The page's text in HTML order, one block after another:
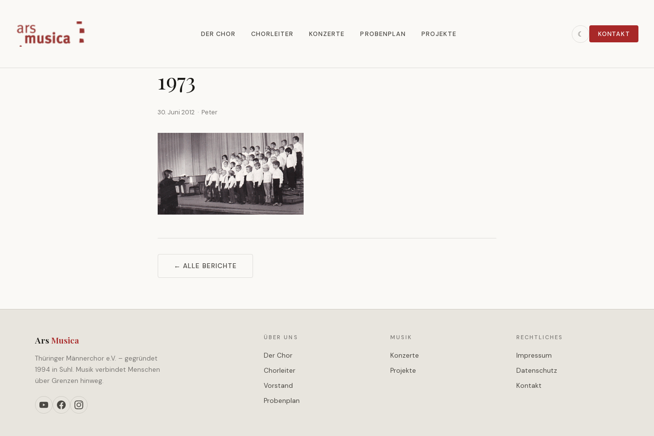
DER CHOR CHORLEITER KONZERTE PROBENPLAN PROJEKTE ☾ KONTAKT
1973
30. Juni 2012 · Peter
← ALLE BERICHTE
Ars Musica
Thüringer Männerchor e.V. – gegründet
1994 in Suhl. Musik verbindet Menschen
über Grenzen hinweg.
ÜBER UNS
Der Chor
Chorleiter
Vorstand
Probenplan
MUSIK
Konzerte
Projekte
RECHTLICHES
Impressum
Datenschutz
Kontakt